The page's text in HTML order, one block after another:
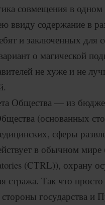
совмещения в
ввиду содержание в
и заключенных для
о магической
не хуже и не
Общества — из
(основанных
сферы
в обычном мире
(CTRL)), охрану
стража. Так что
стороны государства и